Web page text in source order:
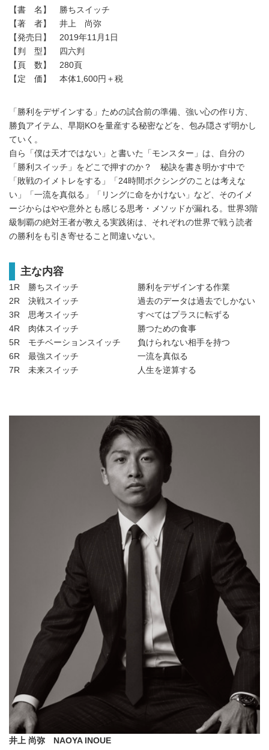
【書 名】 勝ちスイッチ
【著 者】 井上 尚弥
【発売日】 2019年11月1日
【判 型】 四六判
【頁 数】 280頁
【定 価】 本体1,600円＋税
「勝利をデザインする」ための試合前の準備、強い心の作り方、
勝負アイテム、早期KOを量産する秘密などを、包み隠さず明かし
ていく。
自ら「僕は天才ではない」と書いた「モンスター」は、自分の
「勝利スイッチ」をどこで押すのか？ 秘訣を書き明かす中で
「敗戦のイメトレをする」「24時間ボクシングのことは考えな
い」「一流を真似る」「リングに命をかけない」など、そのイメ
ージからはやや意外とも感じる思考・メソッドが漏れる。世界3階
級制覇の絶対王者が教える実践術は、それぞれの世界で戦う読者
の勝利をも引き寄せること間違いない。
主な内容
1R 勝ちスイッチ 勝利をデザインする作業
2R 決戦スイッチ 過去のデータは過去でしかない
3R 思考スイッチ すべてはプラスに転ずる
4R 肉体スイッチ 勝つための食事
5R モチベーションスイッチ 負けられない相手を持つ
6R 最強スイッチ 一流を真似る
7R 未来スイッチ 人生を逆算する
井上 尚弥 NAOYA INOUE